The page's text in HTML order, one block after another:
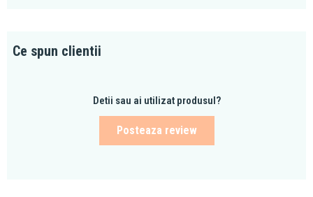
Ce spun clientii
Detii sau ai utilizat produsul?
Posteaza review